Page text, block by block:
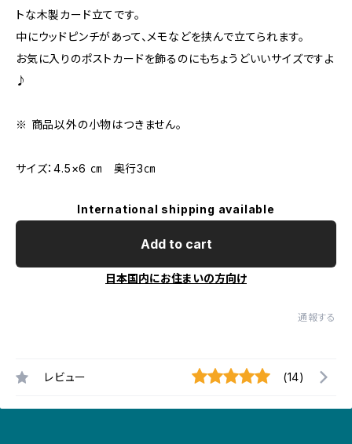
トな木製カード立てです。
中にウッドピンチがあって、メモなどを挟んで立てられます。
お気に入りのポストカードを飾るのにもちょうどいいサイズですよ
♪
※ 商品以外の小物はつきません。
サイズ：4.5×6 ㎝ 奥行3㎝
International shipping available
Add to cart
日本国内にお住まいの方向け
通報する
レビュー (14)